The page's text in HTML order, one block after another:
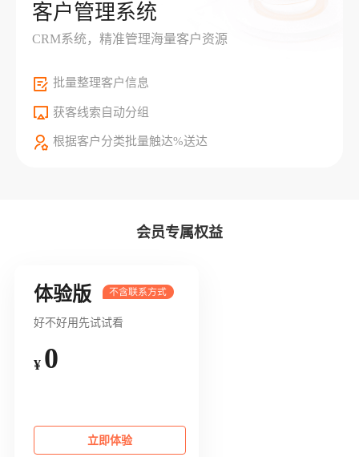
客户管理系统
CRM系统，精准管理海量客户资源
批量整理客户信息
获客线索自动分组
根据客户分类批量触达%送达
会员专属权益
体验版
好不好用先试试看
¥ 0
立即体验